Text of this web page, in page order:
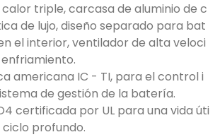
calor triple, carcasa de aluminio de c
de lujo, diseño separado para bat
el interior, ventilador de alta veloci
americana IC - TI, para el control i
de gestión de la batería.
certificada por UL para una vida úti
ciclo profundo.